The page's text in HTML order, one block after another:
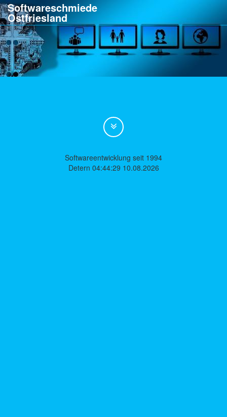
Softwareschmiede
Ostfriesland
Softwareentwicklung seit 1994
Detern 04:44:29 10.08.2026